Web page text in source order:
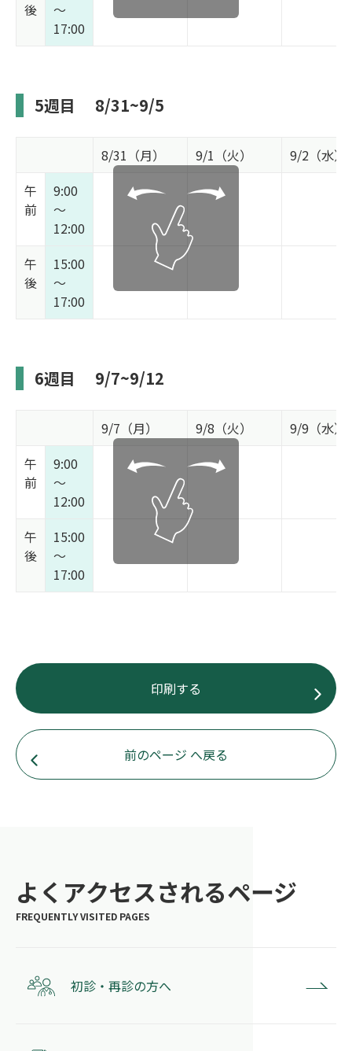
後
～
17:00
5週目 8/31~9/5
8/31（月） 9/1（火）
9/2（水）
午
前
9:00
～
12:00
午
後
15:00
～
17:00
6週目 9/7~9/12
9/7（月） 9/8（火）
9/9（水）
午
前
9:00
～
12:00
午
後
15:00
～
17:00
印刷する
前のページ へ戻る
よくアクセスされるページ
初診・再診の方へ